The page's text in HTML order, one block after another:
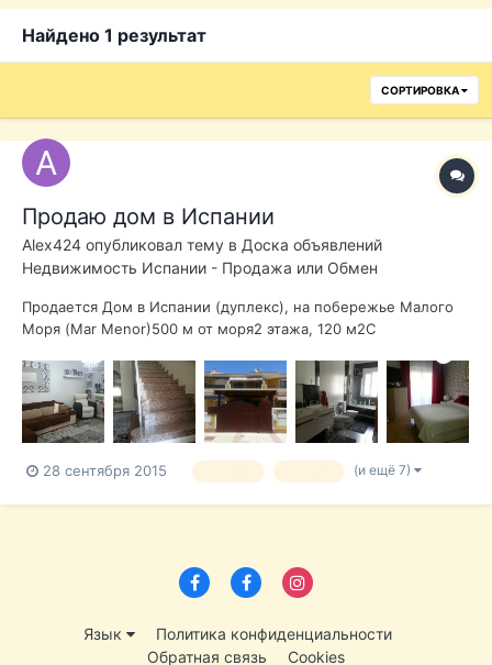
Найдено 1 результат
СОРТИРОВКА
Продаю дом в Испании
Alex424 опубликовал тему в Доска объявлений
Недвижимость Испании - Продажа или Обмен
Продается Дом в Испании (дуплекс), на побережье Малого
Моря (Mar Menor)500 м от моря2 этажа, 120 м2С
фирменной сантехникойКухня с большим столом из
натурального дерева, полностью оборудована: большой
холодильник, плита, духовка, стиральная машина, сушк...
28 сентября 2015 (и ещё 7)
Язык
Политика конфиденциальности
Обратная связь
Cookies